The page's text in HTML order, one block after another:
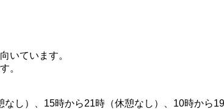
いています。
。
し）、15時から21時（休憩なし）、10時から